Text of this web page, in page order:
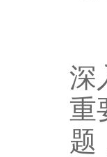
深
重
题